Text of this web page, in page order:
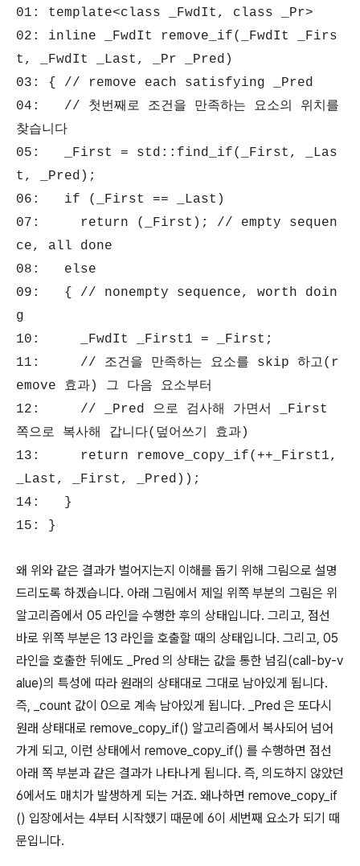
01: template<class _FwdIt, class _Pr>
02: inline _FwdIt remove_if(_FwdIt _Firs
t, _FwdIt _Last, _Pr _Pred)
03: { // remove each satisfying _Pred
04: // 첫번째로 조건을 만족하는 요소의 위치를
찾습니다
05: _First = std::find_if(_First, _Las
t, _Pred);
06: if (_First == _Last)
07: return (_First); // empty sequen
ce, all done
08: else
09: { // nonempty sequence, worth doin
g
10: _FwdIt _First1 = _First;
11: // 조건을 만족하는 요소를 skip 하고(r
emove 효과) 그 다음 요소부터
12: // _Pred 으로 검사해 가면서 _First
쪽으로 복사해 갑니다(덮어쓰기 효과)
13: return remove_copy_if(++_First1,
_Last, _First, _Pred));
14: }
15: }
왜 위와 같은 결과가 벌어지는지 이해를 돕기 위해 그림으로 설명
드리도록 하겠습니다. 아래 그림에서 제일 위쪽 부분의 그림은 위
알고리즘에서 05 라인을 수행한 후의 상태입니다. 그리고, 점선
바로 위쪽 부분은 13 라인을 호출할 때의 상태입니다. 그리고, 05
라인을 호출한 뒤에도 _Pred 의 상태는 값을 통한 넘김(call-by-v
alue)의 특성에 따라 원래의 상태대로 그대로 남아있게 됩니다.
즉, _count 값이 0으로 계속 남아있게 됩니다. _Pred 은 또다시
원래 상태대로 remove_copy_if() 알고리즘에서 복사되어 넘어
가게 되고, 이런 상태에서 remove_copy_if() 를 수행하면 점선
아래 쪽 부분과 같은 결과가 나타나게 됩니다. 즉, 의도하지 않았던
6에서도 매치가 발생하게 되는 거죠. 왜나하면 remove_copy_if
() 입장에서는 4부터 시작했기 때문에 6이 세번째 요소가 되기 때
문입니다.